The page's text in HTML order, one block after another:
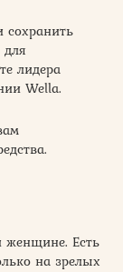
сохранить
лидера
Wella.
женщине. Есть
на зрелых